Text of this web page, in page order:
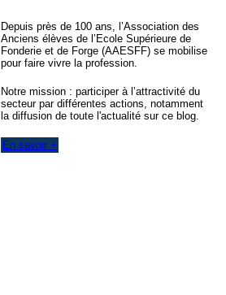
Depuis près de 100 ans, l’Association des
Anciens élèves de l’Ecole Supérieure de
Fonderie et de Forge (AAESFF) se mobilise
pour faire vivre la profession.
Notre mission : participer à l’attractivité du
secteur par différentes actions, notamment
la diffusion de toute l'actualité sur ce blog.
En savoir +